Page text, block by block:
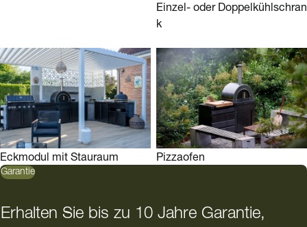
Einzel- oder Doppelkühlschran
k
Eckmodul mit Stauraum Pizzaofen
Garantie
Erhalten Sie bis zu 10 Jahre Garantie,